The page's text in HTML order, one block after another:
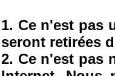
1. Ce n'est pas
seront retirées
2. Ce n'est pas